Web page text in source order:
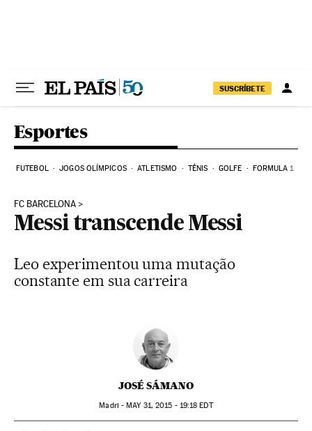
SUSCRÍBETE
Esportes
FUTEBOL JOGOS OLÍMPICOS ATLETISMO TÊNIS GOLFE FORMULA 1
FC BARCELONA
Messi transcende Messi
Leo experimentou uma mutação
constante em sua carreira
JOSÉ SÁMANO
Madri -MAY31, 2015 - 19:18 EDT